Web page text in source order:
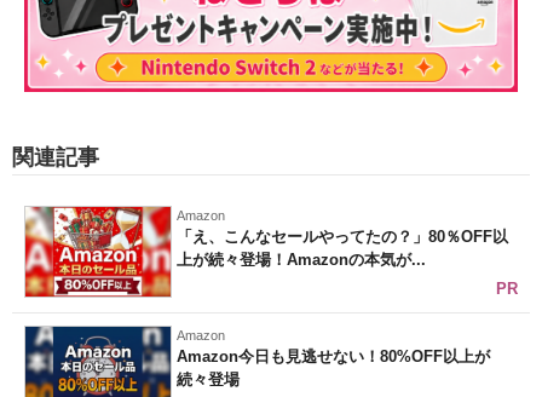
関連記事
Amazon
「え、こんなセールやってたの？」80％OFF以
上が続々登場！Amazonの本気が...
PR
Amazon
Amazon今日も見逃せない！80%OFF以上が
続々登場